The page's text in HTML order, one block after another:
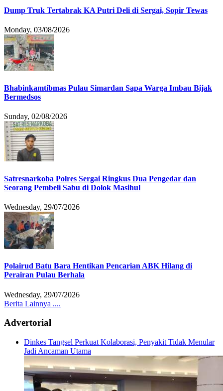
Dump Truk Tertabrak KA Putri Deli di Sergai, Sopir Tewas
Monday, 03/08/2026
Bhabinkamtibmas Pulau Simardan Sapa Warga Imbau Bijak
Bermedsos
Sunday, 02/08/2026
Satresnarkoba Polres Sergai Ringkus Dua Pengedar dan
Seorang Pembeli Sabu di Dolok Masihul
Wednesday, 29/07/2026
Polairud Batu Bara Hentikan Pencarian ABK Hilang di
Perairan Pulau Berhala
Wednesday, 29/07/2026
Berita Lainnya ....
Advertorial
Dinkes Tangsel Perkuat Kolaborasi, Penyakit Tidak Menular
Jadi Ancaman Utama